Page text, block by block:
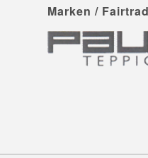
Marken /